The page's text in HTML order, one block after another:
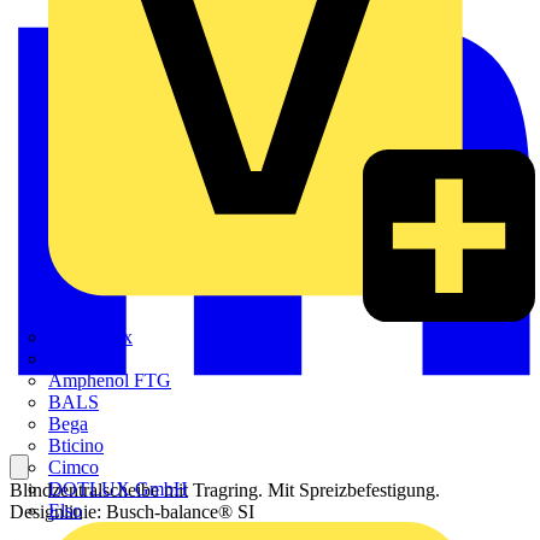
Adaptaflex
Amphenol FTG
BALS
Bega
Bticino
Cimco
DOTLUX GmbH
Elso
Blindzentralscheibe mit Tragring. Mit Spreizbefestigung.
Designlinie: Busch-balance® SI